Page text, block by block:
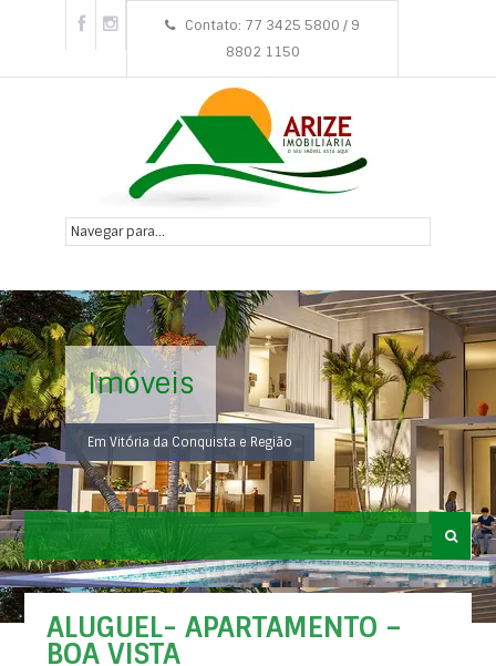
Contato: 77 3425 5800 / 9
8802 1150
Imóveis
Em Vitória da Conquista e Região
ALUGUEL- APARTAMENTO –
BOA VISTA